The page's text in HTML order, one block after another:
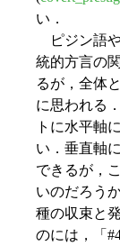
い．
ピジン語
統的方言の
るが，全体
に思われる
トに水平軸
い．垂直軸
できるが，
いのだろう
種の収束と
のには，「